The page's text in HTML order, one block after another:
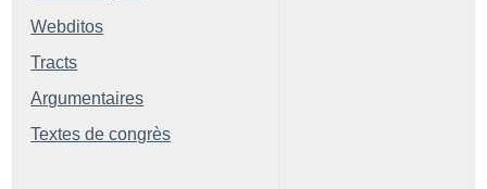
Webditos
Tracts
Argumentaires
Textes de congrès